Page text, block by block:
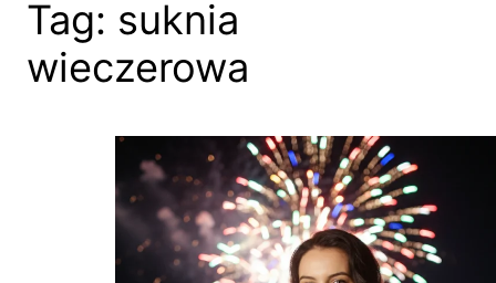
Tag: suknia
wieczerowa